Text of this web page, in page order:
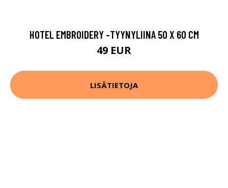
HOTEL EMBROIDERY -TYYNYLIINA 50 X 60 CM
49 EUR
LISÄTIETOJA